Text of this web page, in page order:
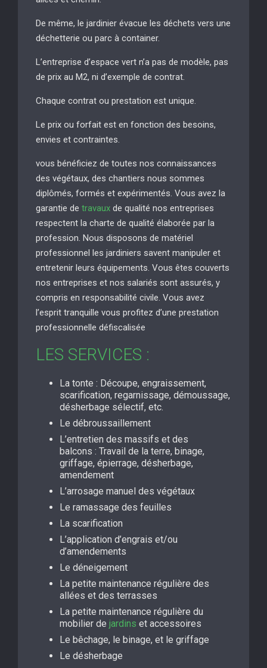
De même, le jardinier évacue les déchets vers une
déchetterie ou parc à container.
L’entreprise d’espace vert n’a pas de modèle, pas
de prix au M2, ni d’exemple de contrat.
Chaque contrat ou prestation est unique.
Le prix ou forfait est en fonction des besoins,
envies et contraintes.
vous bénéficiez de toutes nos connaissances
des végétaux, des chantiers nous sommes
diplômés, formés et expérimentés. Vous avez la
garantie de travaux de qualité nos entreprises
respectent la charte de qualité élaborée par la
profession. Nous disposons de matériel
professionnel les jardiniers savent manipuler et
entretenir leurs équipements. Vous êtes couverts
nos entreprises et nos salariés sont assurés, y
compris en responsabilité civile. Vous avez
l’esprit tranquille vous profitez d’une prestation
professionnelle défiscalisée
LES SERVICES :
La tonte : Découpe, engraissement,
scarification, regarnissage, démoussage,
désherbage sélectif, etc.
Le débroussaillement
L’entretien des massifs et des
balcons : Travail de la terre, binage,
griffage, épierrage, désherbage,
amendement
L’arrosage manuel des végétaux
Le ramassage des feuilles
La scarification
L’application d’engrais et/ou
d’amendements
Le déneigement
La petite maintenance régulière des
allées et des terrasses
La petite maintenance régulière du
mobilier de jardins et accessoires
Le bêchage, le binage, et le griffage
Le désherbage